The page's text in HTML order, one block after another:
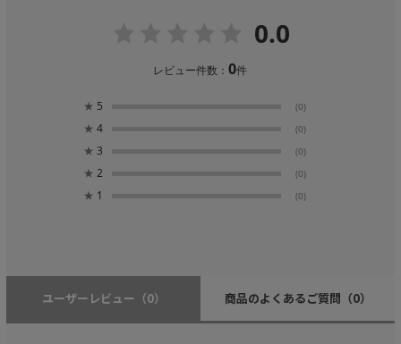
0.0
レビュー件数：0件
★ 5 (0)
★ 4 (0)
★ 3 (0)
★ 2 (0)
★ 1 (0)
ユーザーレビュー （0） 商品のよくあるご質問 （0）